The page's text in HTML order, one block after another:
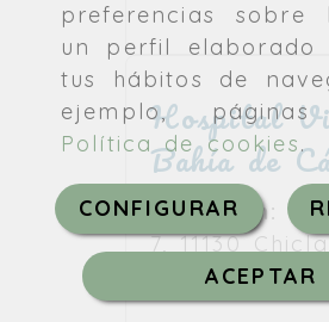
preferencias
un perfil
tus hábitos de
ejemplo, páginas
Política de cookies.
CONFIGURAR
ACEPTAR
Hospital
Bahía de
Dirección: C.
7, 11130
Frontera, Cádiz